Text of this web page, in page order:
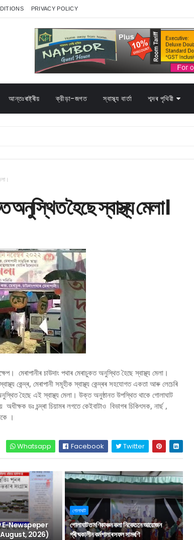
PRIVACY POLICY
আন্তঃৰাষ্ট্ৰীয় ক্রীড়া-জগত স্বাস্থ্য বাৰ্তা শব্দৰ পৃথিৱী
অনুস্থিত হৈছে স্বাস্থ্য মেলা।
মেৰাপানীৰ চাউদাং পথাৰ মেৰাচুকত অনুস্থিত হৈছে স্বাস্থ্য মেলা।
কেন্দ্ৰ, মেৰাপানী সমূহীক স্বাস্থ্য কেন্দ্ৰৰ সহযোগত একতা আৰু লেচেৰি
হৈছে এই স্বাস্থ্য মেলা। উক্ত অনুষ্ঠানত উপস্থিত থাকে গোলাঘাট
ডঃ চন্দ্ৰা চিয়ামৰ লগতে কেইবাটাও বিভাগৰ চিকিৎসক, নাৰ্ছ ,
।
Whatsapp Facebook Twitter
Newspeper
2026)
গোলাঘাট
গোলাঘাটত মণিকাঞ্চন কলা নিকেতনে আয়োজন
গ্ৰীষ্মকালীন কৰ্মশালাৰ সফল সামৰণি